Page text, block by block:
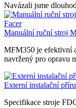
Navázali jsme
Manuální ruční stroj
MFM350 je efektivní
navržený pro opravu
Externí instalační
Specifikace stroje